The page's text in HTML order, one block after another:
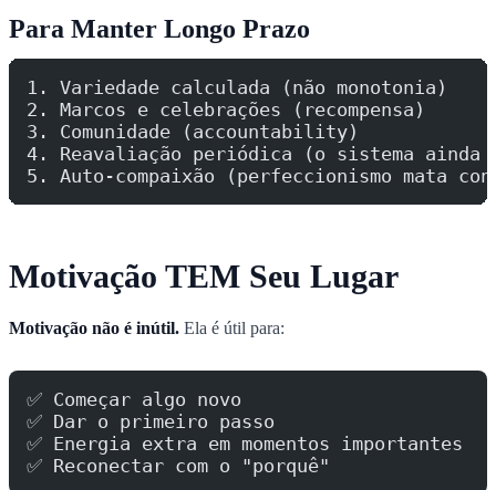
Para Manter Longo Prazo
1. Variedade calculada (não monotonia)
2. Marcos e celebrações (recompensa)
3. Comunidade (accountability)
4. Reavaliação periódica (o sistema ainda
5. Auto-compaixão (perfeccionismo mata
Motivação TEM Seu Lugar
Motivação não é inútil. Ela é útil para:
✅ Começar algo novo
✅ Dar o primeiro passo
✅ Energia extra em momentos importantes
✅ Reconectar com o "porquê"